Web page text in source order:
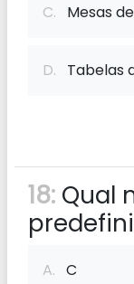
C. Mesas
D. Tabelas
18: Qual
A. C